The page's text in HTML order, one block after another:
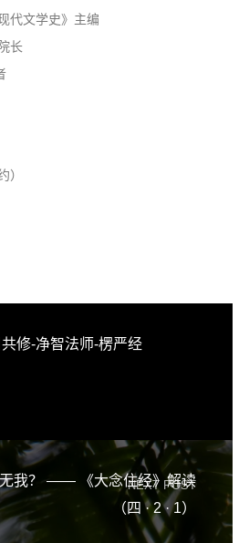
代文学史》主编
长
）
修-净智法师-楞严经
NEXT POST
我？ —— 《大念住经》解读
（四 · 2 · 1）